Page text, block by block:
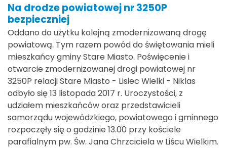
Na drodze powiatowej nr 3250P
bezpieczniej
Oddano do użytku kolejną zmodernizowaną drogę
powiatową. Tym razem powód do świętowania mieli
mieszkańcy gminy Stare Miasto. Poświęcenie i
otwarcie zmodernizowanej drogi powiatowej nr
3250P relacji Stare Miasto - Lisiec Wielki - Niklas
odbyło się 13 listopada 2017 r. Uroczystości, z
udziałem mieszkańców oraz przedstawicieli
samorządu wojewódzkiego, powiatowego i gminnego
rozpoczęły się o godzinie 13.00 przy kościele
parafialnym pw. Św. Jana Chrzciciela w Liścu Wielkim.